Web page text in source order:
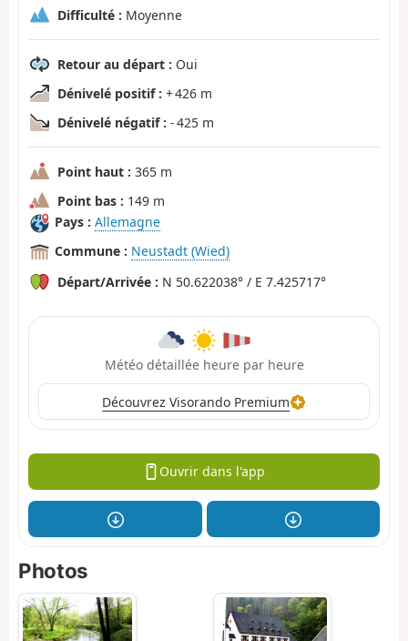
Difficulté : Moyenne
Retour au départ : Oui
Dénivelé positif : + 426 m
Dénivelé négatif : - 425 m
Point haut : 365 m
Point bas : 149 m
Pays : Allemagne
Commune : Neustadt (Wied)
Départ/Arrivée : N 50.622038° / E 7.425717°
Météo détaillée heure par heure
Découvrez Visorando Premium
Ouvrir dans l'app
Photos